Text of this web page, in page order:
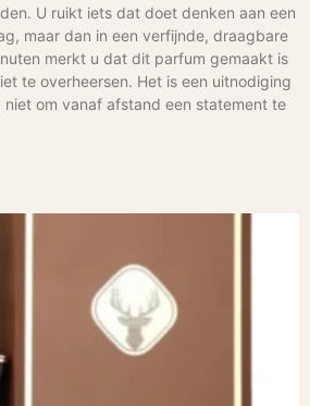
U ruikt iets dat doet denken aan een
maar dan in een verfijnde, draagbare
merkt u dat dit parfum gemaakt is
te overheersen. Het is een uitnodiging
om vanaf afstand een statement te